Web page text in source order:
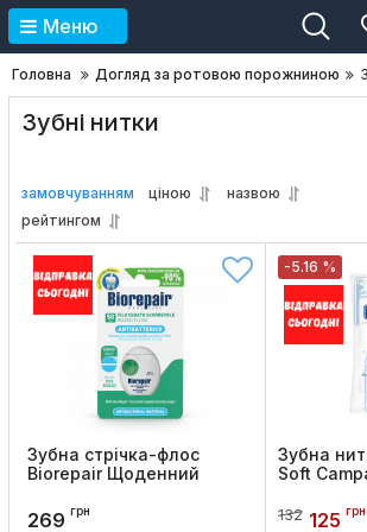
Меню
Головна Догляд за ротовою порожниною
Зубні нитки
замовчуванням ціною
назвою
рейтингом
Зубна стрічка-флос
Biorepair Щоденний
гідроксиапатитом, 50 м
269 грн
-5.16 %
Зубна
Soft
Код товару:
132 125 грн